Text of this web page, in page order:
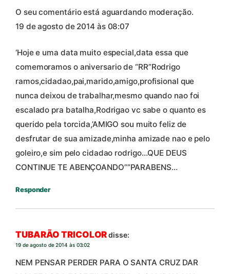
O seu comentário está aguardando moderação.
19 de agosto de 2014 às 08:07
‘Hoje e uma data muito especial,data essa que
comemoramos o aniversario de “RR”Rodrigo
ramos,cidadao,pai,marido,amigo,profisional que
nunca deixou de trabalhar,mesmo quando nao foi
escalado pra batalha,Rodrigao vc sabe o quanto es
querido pela torcida,’AMIGO sou muito feliz de
desfrutar de sua amizade,minha amizade nao e pelo
goleiro,e sim pelo cidadao rodrigo…QUE DEUS
CONTINUE TE ABENÇOANDO””PARABENS…
Responder
TUBARÃO TRICOLORdisse:
19 de agosto de 2014 às 03:02
NEM PENSAR PERDER PARA O SANTA CRUZ DAR